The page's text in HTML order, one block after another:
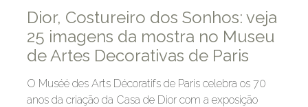
Dior, Costureiro dos Sonhos: veja
25 imagens da mostra no Museu
de Artes Decorativas de Paris
O Muséé des Arts Décoratifs de Paris celebra os 70
anos da criação da Casa de Dior com a exposição